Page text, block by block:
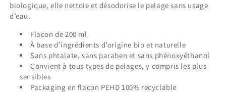
biologique, elle nettoie et désodorise le pelage sans usage
d’eau.
Flacon de 200 ml
À base d’ingrédients d’origine bio et naturelle
Sans phtalate, sans paraben et sans phénoxyéthanol
Convient à tous types de pelages, y compris les plus
sensibles
Packaging en flacon PEHD 100% recyclable